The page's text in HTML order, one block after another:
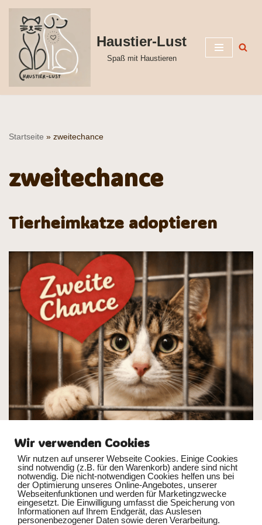
Zum
Inhalt
springen
Haustier-Lust
Spaß mit Haustieren
Startseite » zweitechance
zweitechance
Tierheimkatze adoptieren
Tierheimkatze adoptieren: Im Tierheim sitzen viele Katzen, die
Wir verwenden Cookies
Wir nutzen auf unserer Webseite Cookies. Einige Cookies
sind notwendig (z.B. für den Warenkorb) andere sind nicht
notwendig. Die nicht-notwendigen Cookies helfen uns bei
der Optimierung unseres Online-Angebotes, unserer
Webseitenfunktionen und werden für Marketingzwecke
eingesetzt. Die Einwilligung umfasst die Speicherung von
Informationen auf Ihrem Endgerät, das Auslesen
personenbezogener Daten sowie deren Verarbeitung.